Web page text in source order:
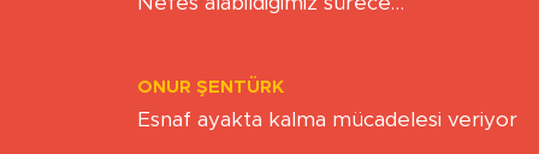
Nefes alabildiğimiz sürece…
ONUR ŞENTÜRK
Esnaf ayakta kalma mücadelesi veriyor